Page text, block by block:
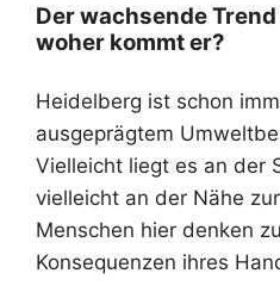
Der wachsende
woher kommt er?
Heidelberg ist schon
ausgeprägtem
Vielleicht liegt es an der
vielleicht an der Nähe
Menschen hier denken
Konsequenzen ihres